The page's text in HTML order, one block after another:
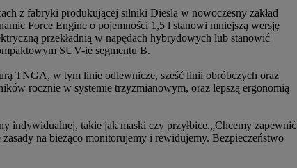
z fabryki produkującej silniki Diesla w nowoczesny zakład
Force Engine o pojemności 1,5 l stanowi mniejszą wersję
przekładnią w napędach hybrydowych lub stanowić
SUV-ie segmentu B.
TNGA, w tym linie odlewnicze, sześć linii obróbczych oraz
rocznie w systemie trzyzmianowym, oraz lepszą ergonomią
indywidualnej, takie jak maski czy przyłbice.„Chcemy zapewnić
na bieżąco monitorujemy i rewidujemy. Bezpieczeństwo